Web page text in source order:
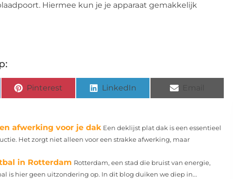
Hiermee kun je je apparaat gemakkelijk
Pinterest LinkedIn
afwerking voor je dak Een deklijst plat dak is een essentieel
Het zorgt niet alleen voor een strakke afwerking, maar
in Rotterdam Rotterdam, een stad die bruist van energie,
is hier geen uitzondering op. In dit blog duiken we diep in...